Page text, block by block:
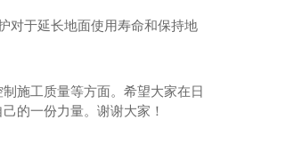
对于延长地面使用寿命和保持地
施工质量等方面。希望大家在日
的一份力量。谢谢大家！